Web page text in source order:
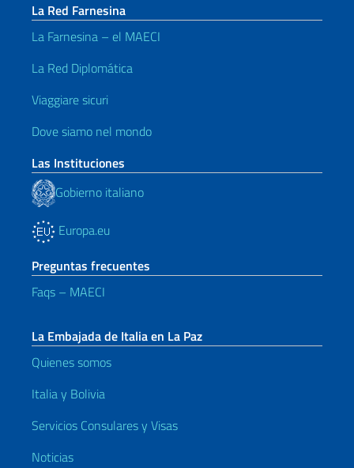
La Red Farnesina
La Farnesina – el MAECI
La Red Diplomática
Viaggiare sicuri
Dove siamo nel mondo
Las Instituciones
Gobierno italiano
Europa.eu
Preguntas frecuentes
Faqs – MAECI
La Embajada de Italia en La Paz
Quienes somos
Italia y Bolivia
Servicios Consulares y Visas
Noticias